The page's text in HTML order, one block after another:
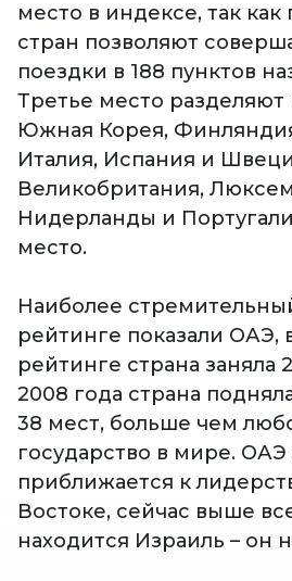
место в индексе, так как
стран позволяют
поездки в 188 пунктов
Третье место разделяют
Южная Корея,
Италия, Испания и
Великобритания,
Нидерланды и
место.
Наиболее
рейтинге показали
рейтинге страна заняла
2008 года страна
38 мест, больше чем
государство в мире.
приближается к
Востоке, сейчас выше
находится Израиль – он